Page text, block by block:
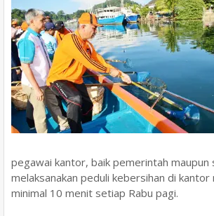
pegawai kantor, baik pemerintah maupun
melaksanakan peduli kebersihan di kantor
minimal 10 menit setiap Rabu pagi.